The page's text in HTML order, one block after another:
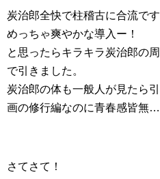
炭治郎全快で柱稽古に合流です
めっちゃ爽やかな導入ー！
と思ったらキラキラ炭治郎の
で引きました。
炭治郎の体も一般人が見たら
画の修行編なのに青春感皆無
さてさて！